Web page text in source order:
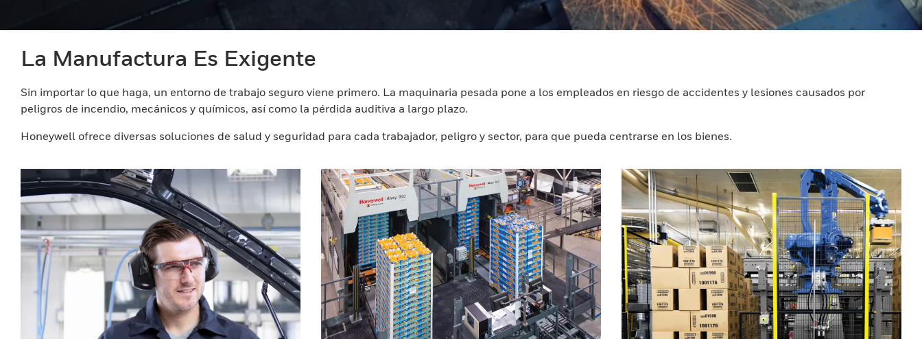
La Manufactura Es Exigente
Sin importar lo que haga, un entorno de trabajo seguro viene primero. La maquinaria pesada pone a los empleados en riesgo de accidentes y lesiones causados por
peligros de incendio, mecánicos y químicos, así como la pérdida auditiva a largo plazo.
Honeywell ofrece diversas soluciones de salud y seguridad para cada trabajador, peligro y sector, para que pueda centrarse en los bienes.